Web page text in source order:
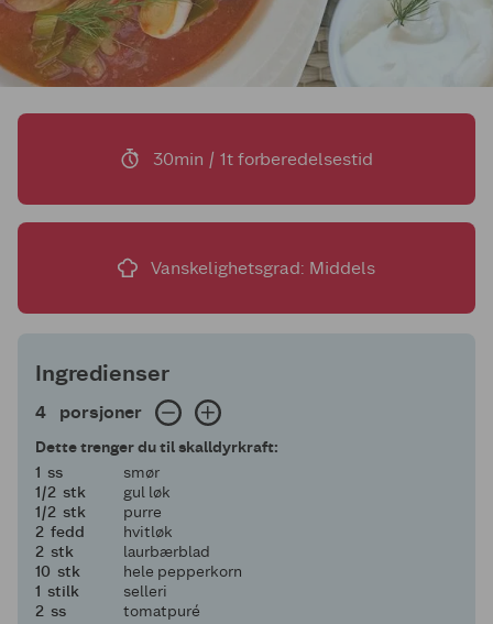
30min / 1t forberedelsestid
Vanskelighetsgrad: Middels
Ingredienser
4 porsjoner
4 porsjoner
Dette trenger du til skalldyrkraft:
11 ss
smør
en halv
1/2 stk
gul løk
en halv
1/2 stk
purre
2
2 fedd
hvitløk
2
2 stk
laurbærblad
10
10 stk
hele pepperkorn
11 stilk
selleri
2
2 ss
tomatpuré